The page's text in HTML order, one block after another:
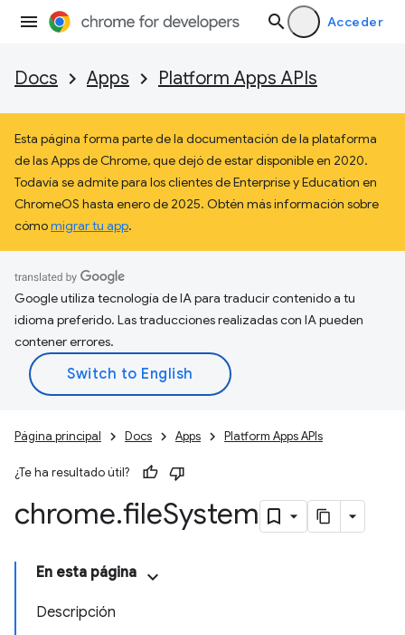
Acceder
Docs Apps Platform Apps APIs
Esta página forma parte de la documentación de la plataforma
de las Apps de Chrome, que dejó de estar disponible en 2020.
Todavía se admite para los clientes de Enterprise y Education en
ChromeOS hasta enero de 2025. Obtén más información sobre
cómomigrar tu app.
Google utiliza tecnología de IA para traducir contenido a tu
idioma preferido. Las traducciones realizadas con IA pueden
contener errores.
Página principal Docs Apps Platform Apps APIs
¿Te ha resultado útil?
chrome.fileSystem
En esta página
Descripción